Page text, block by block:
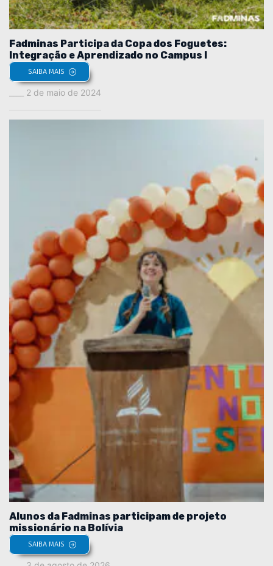
Fadminas Participa da Copa dos Foguetes:
Integração e Aprendizado no Campus I
SAIBA MAIS
2 de maio de 2024
Alunos da Fadminas participam de projeto
missionário na Bolívia
SAIBA MAIS